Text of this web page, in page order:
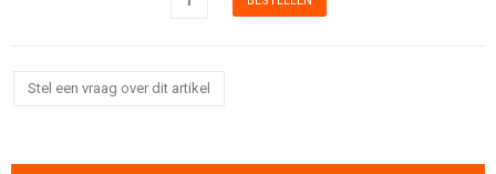
Stel een vraag over dit artikel